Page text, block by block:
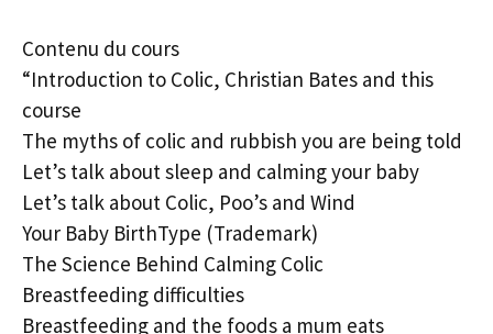
Contenu du cours
“Introduction to Colic, Christian Bates and this
course
The myths of colic and rubbish you are being told
Let’s talk about sleep and calming your baby
Let’s talk about Colic, Poo’s and Wind
Your Baby BirthType (Trademark)
The Science Behind Calming Colic
Breastfeeding difficulties
Breastfeeding and the foods a mum eats